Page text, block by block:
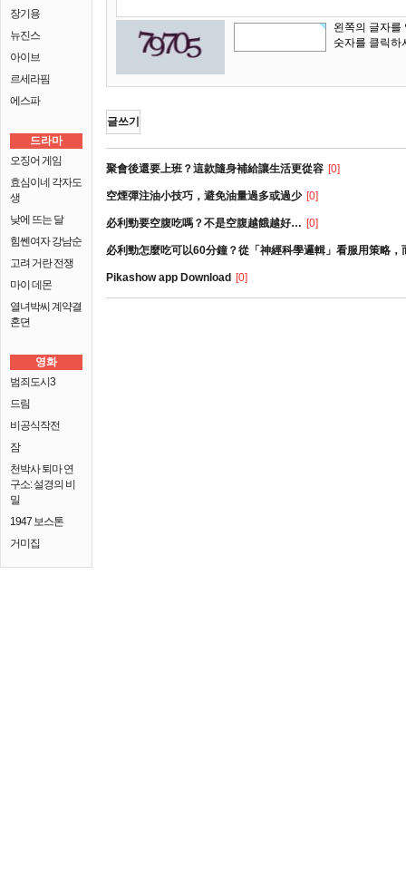
장기용
뉴진스
아이브
르세라핌
에스파
드라마
오징어 게임
효심이네 각자도
생
낮에 뜨는 달
힘쎈여자 강남순
고려 거란 전쟁
마이 데몬
열녀박씨 계약결
혼뎐
영화
범죄도시3
드림
비공식작전
잠
천박사 퇴마 연
구소: 설경의 비
밀
1947 보스톤
거미집
왼쪽의 글자를
숫자를 클릭하
글쓰기
聚會後還要上班？這款隨身補給讓生活更從容 [0]
空煙彈注油小技巧，避免油量過多或過少 [0]
必利勁要空腹吃嗎？不是空腹越餓越好… [0]
必利勁怎麼吃可以60分鐘？從「神經科學邏輯」看服用策略，
Pikashow app Download [0]